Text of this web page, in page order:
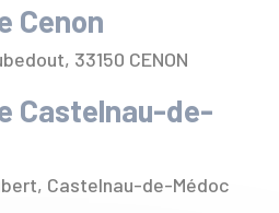
Cenon
33150 CENON
Castelnau-de-
Castelnau-de-Médoc